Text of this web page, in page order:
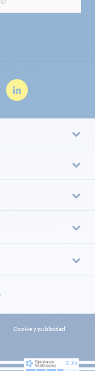
Cookie y publicidad